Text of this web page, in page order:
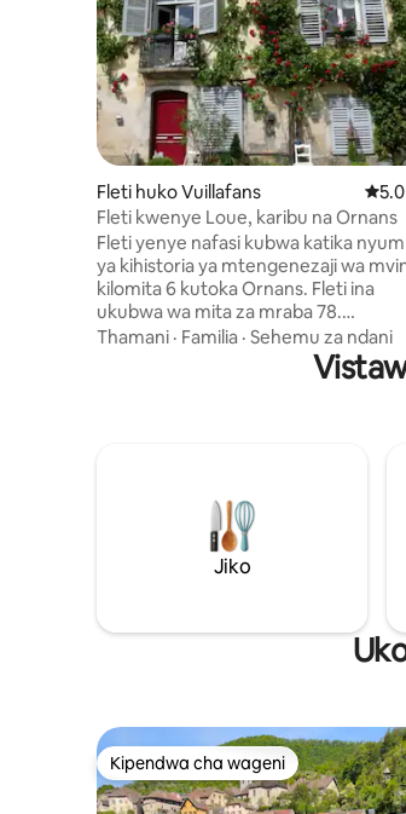
Fleti huko Vuillafans
Fleti kwenye Loue, karibu na Ornans
Fleti yenye nafasi kubwa katika
ya kihistoria ya mtengenezaji wa
kilomita 6 kutoka Ornans. Fleti ina
ukubwa wa mita za mraba 78.
Imegawanywa katika vyumba viwili
tofauti vya kulala, kila kimoja kikiwa
bafu la faragha na jiko la starehe.
mzuri sana! Furahia uzuri wa nyumba
bustani na upate mapumziko katika
mazingira mazuri ya asili. Ninatazamia
kuwaona hivi karibuni!
Thamani · Familia · Sehemu za ndani
Jiko
Kipendwa cha wageni
Kipendwa cha wageni